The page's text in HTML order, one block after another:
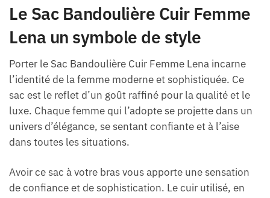
Le Sac Bandoulière Cuir Femme
Lena un symbole de style
Porter le Sac Bandoulière Cuir Femme Lena incarne
l’identité de la femme moderne et sophistiquée. Ce
sac est le reflet d’un goût raffiné pour la qualité et le
luxe. Chaque femme qui l’adopte se projette dans un
univers d’élégance, se sentant confiante et à l’aise
dans toutes les situations.
Avoir ce sac à votre bras vous apporte une sensation
de confiance et de sophistication. Le cuir utilisé, en